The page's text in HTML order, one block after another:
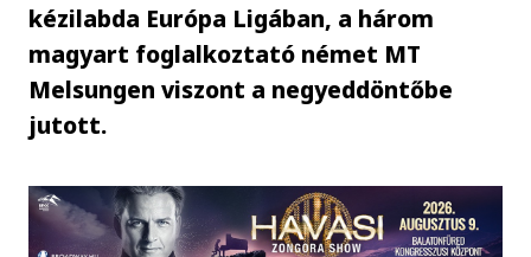
kézilabda Európa Ligában, a három
magyart foglalkoztató német MT
Melsungen viszont a negyeddöntőbe
jutott.